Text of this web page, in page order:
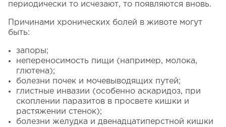
периодически то исчезают, то появляются вновь.
Причинами хронических болей в животе могут
быть:
запоры;
непереносимость пищи (например, молока,
глютена);
болезни почек и мочевыводящих путей;
глистные инвазии (особенно аскаридоз, при
скоплении паразитов в просвете кишки и
растяжении стенок);
болезни желудка и двенадцатиперстной кишки